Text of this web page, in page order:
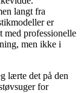
langt fra
er
med professionelle
men ikke i
lærte det på den
for